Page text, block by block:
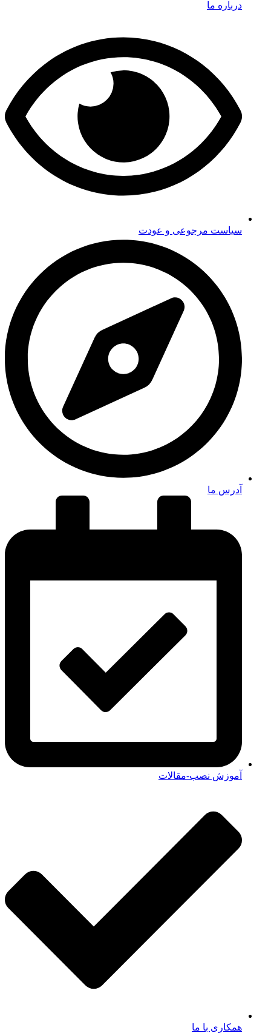
درباره ما
سیاست مرجوعی و عودت
آدرس ما
آموزش نصب-مقالات
همکاری با ما